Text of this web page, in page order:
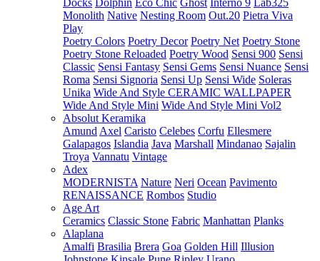
Docks Dolphin Eco Chic Ghost Interno 9 Lab325
Monolith Native Nesting Room Out.20 Pietra Viva
Play
Poetry Colors Poetry Decor Poetry Net Poetry Stone
Poetry Stone Reloaded Poetry Wood Sensi 900 Sensi
Classic Sensi Fantasy Sensi Gems Sensi Nuance Sensi
Roma Sensi Signoria Sensi Up Sensi Wide Soleras
Unika Wide And Style CERAMIC WALLPAPER
Wide And Style Mini Wide And Style Mini Vol2
Absolut Keramika
Amund Axel Caristo Celebes Corfu Ellesmere
Galapagos Islandia Java Marshall Mindanao Sajalin
Troya Vannatu Vintage
Adex
MODERNISTA Nature Neri Ocean Pavimento
RENAISSANCE Rombos Studio
Age Art
Ceramics Classic Stone Fabric Manhattan Planks
Alaplana
Amalfi Brasilia Brera Goa Golden Hill Illusion